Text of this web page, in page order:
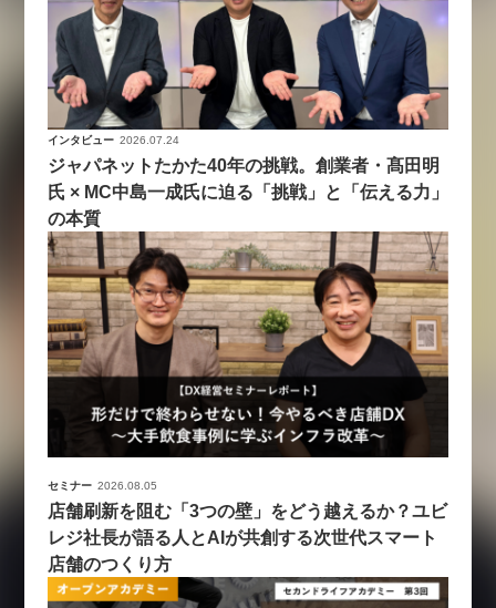
インタビュー 2026.07.24
ジャパネットたかた40年の挑戦。創業者・髙田明
氏 × MC中島一成氏に迫る「挑戦」と「伝える力」
の本質
セミナー 2026.08.05
店舗刷新を阻む「3つの壁」をどう越えるか？ユビ
レジ社長が語る人とAIが共創する次世代スマート
店舗のつくり方